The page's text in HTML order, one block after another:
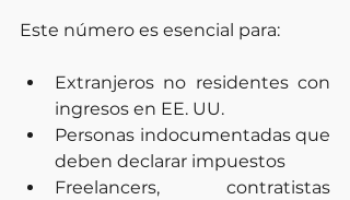
Este número es esencial para:
Extranjeros no residentes con
ingresos en EE. UU.
Personas indocumentadas que
deben declarar impuestos
Freelancers, contratistas